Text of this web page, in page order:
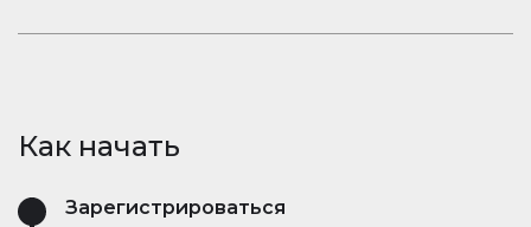
делая сделки быстрее и эффективнее, чем
приложениями. Задавайте вопросы, делитесь
режиме реального времени — всё в одном
Как начать
Зарегистрироваться